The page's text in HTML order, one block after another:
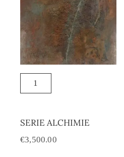
SERIE ALCHIMIE
€3,500.00